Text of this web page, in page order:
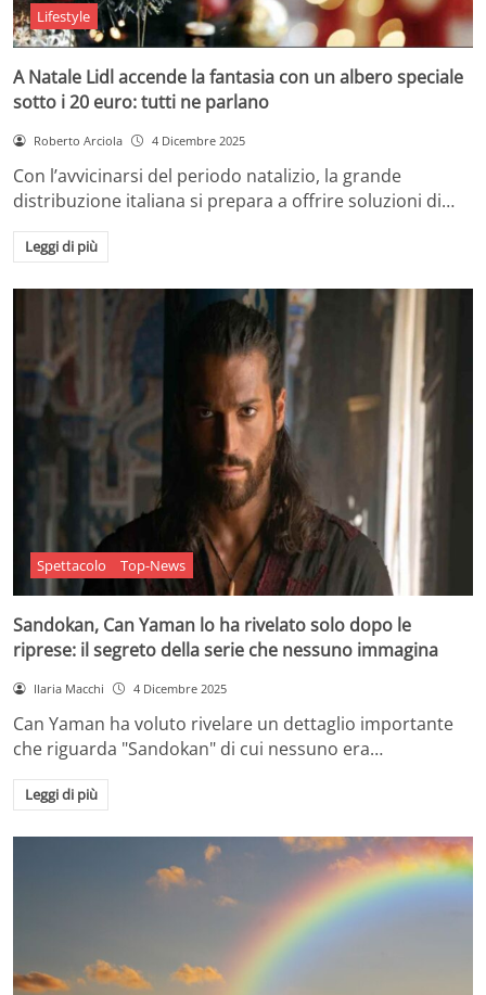
Lifestyle
A Natale Lidl accende la fantasia con un albero speciale
sotto i 20 euro: tutti ne parlano
Roberto Arciola 4 Dicembre 2025
Con l’avvicinarsi del periodo natalizio, la grande
distribuzione italiana si prepara a offrire soluzioni di…
Leggi di più
Spettacolo Top-News
Sandokan, Can Yaman lo ha rivelato solo dopo le
riprese: il segreto della serie che nessuno immagina
Ilaria Macchi 4 Dicembre 2025
Can Yaman ha voluto rivelare un dettaglio importante
che riguarda "Sandokan" di cui nessuno era…
Leggi di più